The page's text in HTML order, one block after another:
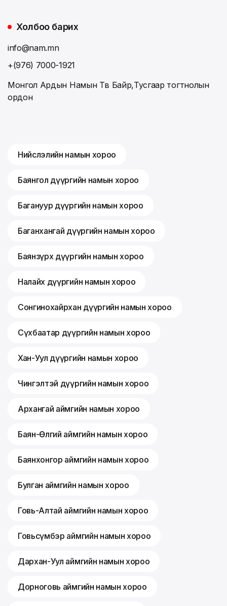
Холбоо барих
info@nam.mn
+(976) 7000-1921
Монгол Ардын Намын Төв Байр,Тусгаар тогтнолын
ордон
Нийслэлийн намын хороо
Баянгол дүүргийн намын хороо
Багануур дүүргийн намын хороо
Баганхангай дүүргийн намын хороо
Баянзүрх дүүргийн намын хороо
Налайх дүүргийн намын хороо
Сонгинохайрхан дүүргийн намын хороо
Сүхбаатар дүүргийн намын хороо
Хан-Уул дүүргийн намын хороо
Чингэлтэй дүүргийн намын хороо
Архангай аймгийн намын хороо
Баян-Өлгий аймгийн намын хороо
Баянхонгор аймгийн намын хороо
Булган аймгийн намын хороо
Говь-Алтай аймгийн намын хороо
Говьсүмбэр аймгийн намын хороо
Дархан-Уул аймгийн намын хороо
Дорноговь аймгийн намын хороо